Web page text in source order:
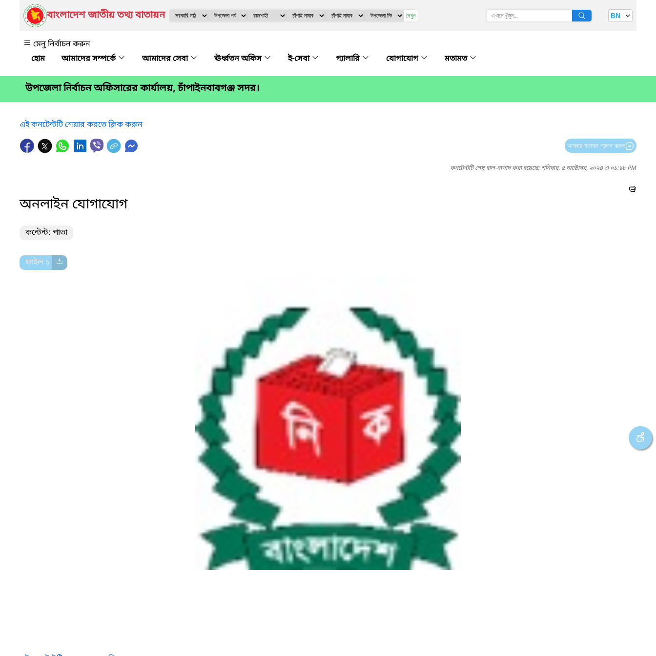
বাংলাদেশ জাতীয় তথ্য বাতায়ন দেখুন BN
মেনু নির্বাচন করুন
আমাদের সম্পর্কে
আমাদের সেবা ঊর্ধ্বতন অফিস ই-সেবা গ্যালারি যোগাযোগ মতামত
উপজেলা নির্বাচন অফিসারের কার্যালয়, চাঁপাইনবাবগঞ্জ সদর।
এই কনটেন্টটি শেয়ার করতে ক্লিক করুন
আপনার মতামত প্রদান করুন
কনটেন্টটি শেষ হাল-নাগাদ করা হয়েছে: শনিবার, ৫ অক্টোবর, ২০২৪ এ ০১:১৮ PM
অনলাইন যোগাযোগ
কন্টেন্ট: পাতা
ফাইল ১